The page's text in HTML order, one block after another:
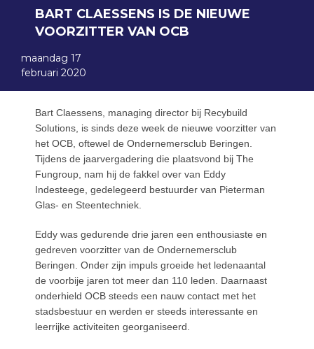
BART CLAESSENS IS DE NIEUWE
VOORZITTER VAN OCB
maandag 17
februari 2020
Bart Claessens, managing director bij Recybuild
Solutions, is sinds deze week de nieuwe voorzitter van
het OCB, oftewel de Ondernemersclub Beringen.
Tijdens de jaarvergadering die plaatsvond bij The
Fungroup, nam hij de fakkel over van Eddy
Indesteege, gedelegeerd bestuurder van Pieterman
Glas- en Steentechniek.
Eddy was gedurende drie jaren een enthousiaste en
gedreven voorzitter van de Ondernemersclub
Beringen. Onder zijn impuls groeide het ledenaantal
de voorbije jaren tot meer dan 110 leden. Daarnaast
onderhield OCB steeds een nauw contact met het
stadsbestuur en werden er steeds interessante en
leerrijke activiteiten georganiseerd.